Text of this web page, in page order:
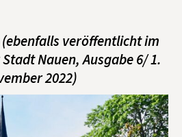
+
+
+
+
(ebenfalls veröffentlicht im
Nauen, Ausgabe 6/ 1.
2022)